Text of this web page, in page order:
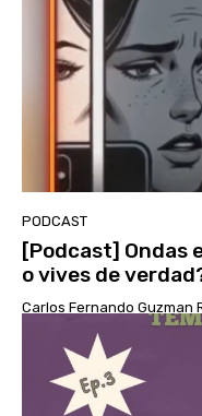
PODCAST
[Podcast] Ondas
o vives de
Carlos Fernando Guzman